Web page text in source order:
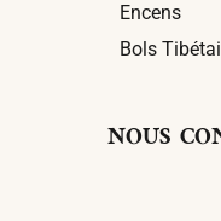
Encens
Bols
NOUS